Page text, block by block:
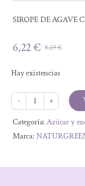
SIROPE DE AGAVE
8,29€El
era:
6,22€
El
es:
Hay existencias
SIROPE
DE
AGAVE
Alternative:
Categoría:Azúcar y
Marca: